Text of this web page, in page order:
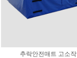
추락안전매트 고소